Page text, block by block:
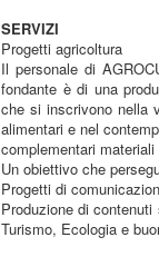
SERVIZI
Progetti agricoltura
Il personale di
fondante è di una
che si inscrivono nella
alimentari e nel
complementari
Un obiettivo che
Progetti di
Produzione di
Turismo, Ecologia e